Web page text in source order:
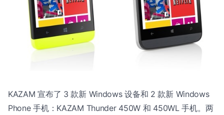
KAZAM 宣布了 3 款新 Windows 设备和 2 款新 Windows
Phone 手机：KAZAM Thunder 450W 和 450WL 手机。两